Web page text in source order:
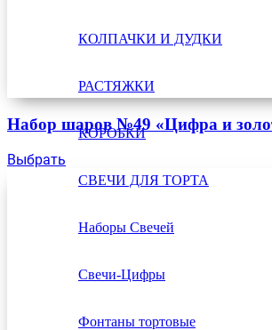
КОЛПАЧКИ И ДУДКИ
РАСТЯЖКИ
КОРОБКИ
СВЕЧИ ДЛЯ ТОРТА
Наборы Свечей
Свечи-Цифры
Фонтаны тортовые
Набор шаров №49 «Цифра и
Выбрать